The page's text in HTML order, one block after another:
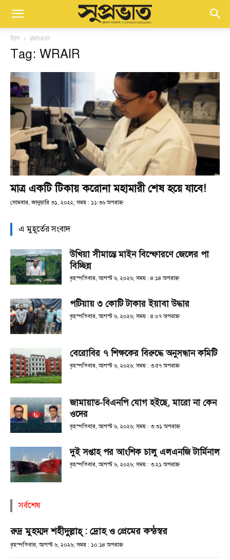
ট্যাগ WRAIR
Tag: WRAIR
মাত্র একটি টিকায় করোনা মহামারী শেষ হয়ে যাবে!
সোমবার, জানুয়ারি ৩১, ২০২২; সময় : ১১:৩৬ অপরাহ্ণ
এ মুহূর্তের সংবাদ
উখিয়া সীমান্তে মাইন বিস্ফোরণে জেলের পা
বিচ্ছিন্ন
বৃহস্পতিবার, আগস্ট ৬, ২০২৬; সময় : ৪:১৪ অপরাহ্ণ
পটিয়ায় ৩ কোটি টাকার ইয়াবা উদ্ধার
বৃহস্পতিবার, আগস্ট ৬, ২০২৬; সময় : ৪:০৭ অপরাহ্ণ
বেরোবির ৭ শিক্ষকের বিরুদ্ধে অনুসন্ধান কমিটি
বৃহস্পতিবার, আগস্ট ৬, ২০২৬; সময় : ৩:৫৭ অপরাহ্ণ
জামায়াত-বিএনপি যোগ হইছে, মারো না কেন
ওদের
বৃহস্পতিবার, আগস্ট ৬, ২০২৬; সময় : ৩:৩১ অপরাহ্ণ
দুই সপ্তাহ পর আংশিক চালু এলএনজি টার্মিনাল
বৃহস্পতিবার, আগস্ট ৬, ২০২৬; সময় : ৩:২১ অপরাহ্ণ
সর্বশেষ
রুদ্র মুহম্মদ শহীদুল্লাহ্ : দ্রোহ ও প্রেমের কন্ঠস্বর
বৃহস্পতিবার, আগস্ট ৬, ২০২৬; সময় : ১০:১৪ অপরাহ্ণ